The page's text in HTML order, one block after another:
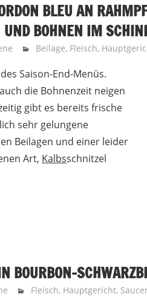
BLEU AN
UND BOHNEN IM
Beilage, Fleisch,
Saison-End-Menüs.
die Bohnenzeit neigen
gibt es bereits frische
sehr gelungene
Beilagen und einer leider
Art, Kalbsschnitzel
BOURBON-
Fleisch, Hauptgericht,